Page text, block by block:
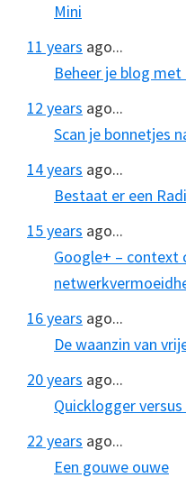
Mini
11 years ago...
Beheer je blog met
12 years ago...
Scan je bonnetjes
14 years ago...
Bestaat er een
15 years ago...
Google+ – context
16 years ago...
De waanzin van
20 years ago...
Quicklogger versus
22 years ago...
Een gouwe ouwe